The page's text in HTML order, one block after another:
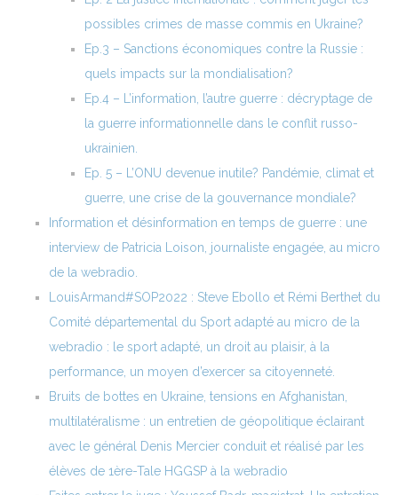
possibles crimes de masse commis en Ukraine?
Ep.3 – Sanctions économiques contre la Russie :
quels impacts sur la mondialisation?
Ep.4 – L’information, l’autre guerre : décryptage de
la guerre informationnelle dans le conflit russo-
ukrainien.
Ep. 5 – L’ONU devenue inutile? Pandémie, climat et
guerre, une crise de la gouvernance mondiale?
Information et désinformation en temps de guerre : une
interview de Patricia Loison, journaliste engagée, au micro
de la webradio.
LouisArmand#SOP2022 : Steve Ebollo et Rémi Berthet du
Comité départemental du Sport adapté au micro de la
webradio : le sport adapté, un droit au plaisir, à la
performance, un moyen d’exercer sa citoyenneté.
Bruits de bottes en Ukraine, tensions en Afghanistan,
multilatéralisme : un entretien de géopolitique éclairant
avec le général Denis Mercier conduit et réalisé par les
élèves de 1ère-Tale HGGSP à la webradio